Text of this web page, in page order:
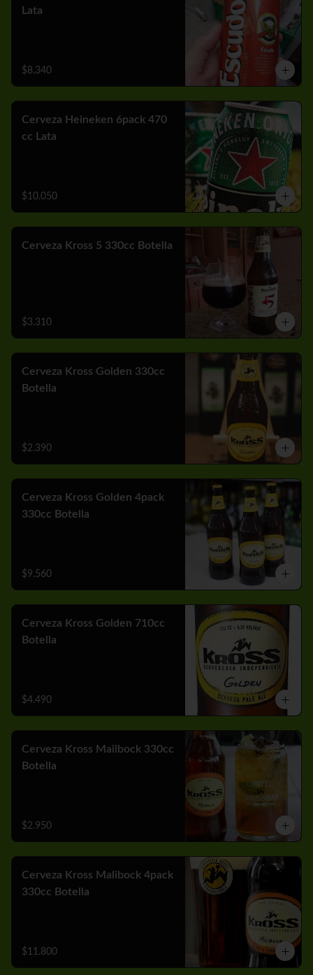
Lata
$8.340
Cerveza Heineken 6pack 470
cc Lata
$10.050
Cerveza Kross 5 330cc Botella
$3.310
Cerveza Kross Golden 330cc
Botella
$2.390
Cerveza Kross Golden 4pack
330cc Botella
$9.560
Cerveza Kross Golden 710cc
Botella
$4.490
Cerveza Kross Mailbock 330cc
Botella
$2.950
Cerveza Kross Malibock 4pack
330cc Botella
$11.800